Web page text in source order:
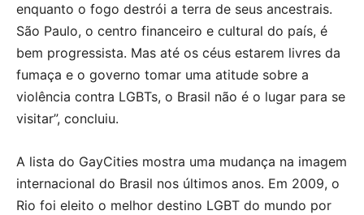
enquanto o fogo destrói a terra de seus ancestrais.
São Paulo, o centro financeiro e cultural do país, é
bem progressista. Mas até os céus estarem livres da
fumaça e o governo tomar uma atitude sobre a
violência contra LGBTs, o Brasil não é o lugar para se
visitar”, concluiu.
A lista do GayCities mostra uma mudança na imagem
internacional do Brasil nos últimos anos. Em 2009, o
Rio foi eleito o melhor destino LGBT do mundo por